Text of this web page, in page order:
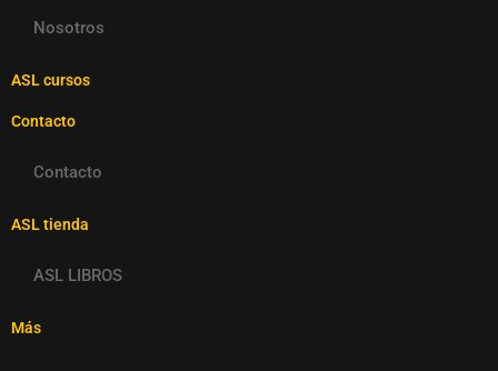
Nosotros
ASL cursos
Contacto
Contacto
ASL tienda
ASL LIBROS
Más